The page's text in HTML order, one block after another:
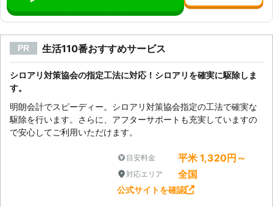
PR 生活110番おすすめサービス
シロアリ対策協会の指定工法に対応！シロアリを確実に駆除しま
す。
明朗会計でスピーディー。シロアリ対策協会指定の工法で確実な
駆除を行います。さらに、アフターサポートも充実していますの
で安心してご利用いただけます。
目安料金 平米 1,320円～
対応エリア 全国
公式サイトを確認